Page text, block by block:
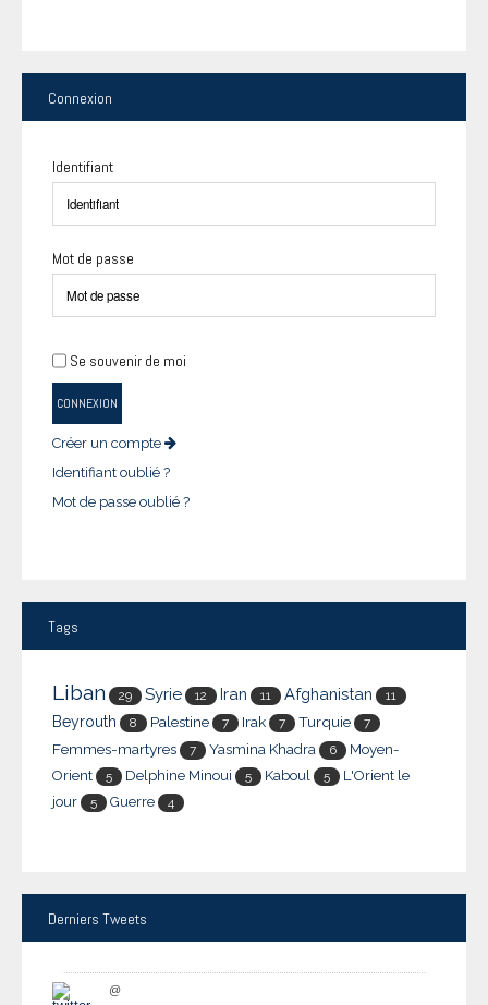
Connexion
Identifiant
Mot de passe
Se souvenir de moi
CONNEXION
Créer un compte
Identifiant oublié ?
Mot de passe oublié ?
Tags
Liban 29 Syrie 12 Iran 11 Afghanistan 11
Beyrouth 8 Palestine 7 Irak 7 Turquie 7
Femmes-martyres 7 Yasmina Khadra 6
Moyen-
Orient
5 Delphine Minoui 5 Kaboul 5
L'Orient le
jour
5 Guerre 4
Derniers Tweets
@